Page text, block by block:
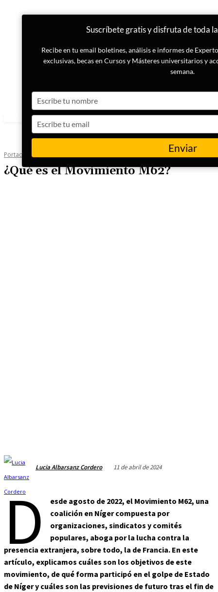
Portada Internacional
¿Qué es el Movimiento M62?
Lucia Albarsanz Cordero 11 de abril de 2024
D
esde agosto de 2022, el Movimiento M62, una
coalición en Níger compuesta por
organizaciones, sindicatos y comités
populares, aboga por la lucha contra la
presencia extranjera, sobre todo, la de Francia. En este
artículo, explicamos cuáles son los objetivos de este
movimiento, de qué forma participó en el golpe de Estado
de Níger y cuáles son las previsiones de futuro tras el fin de
Suscríbete gratis y disfruta de toda
Recibe en tu email boletines, análisis e informes de
exclusivas, becas en Cursos y Másteres universitarios y
semana.
your
name
your
email
Enviar